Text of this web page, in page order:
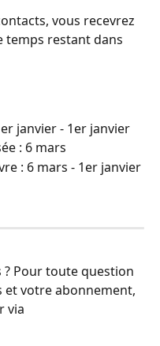
vous recevrez
temps restant dans
janvier - 1er janvier
: 6 mars
: 6 mars - 1er janvier
Pour toute question
et votre abonnement,
via